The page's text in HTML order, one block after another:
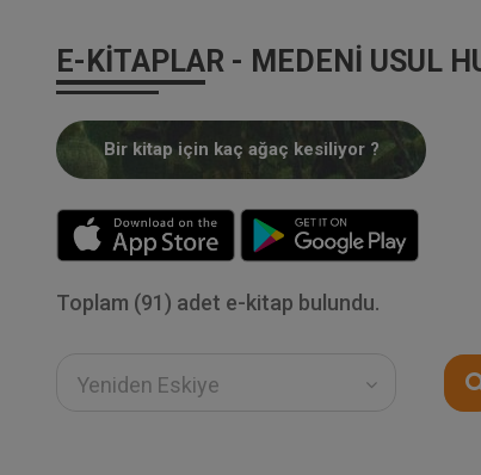
E-KITAPLAR - MEDENI USUL
Bir kitap için kaç ağaç kesiliyor ?
Toplam (91) adet e-kitap bulundu.
Yeniden Eskiye